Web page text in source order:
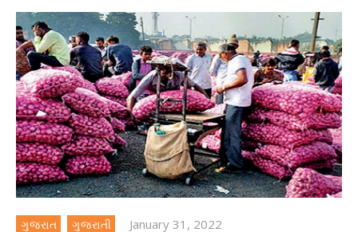
ગુજરાત ગુજરાતી January 31, 2022